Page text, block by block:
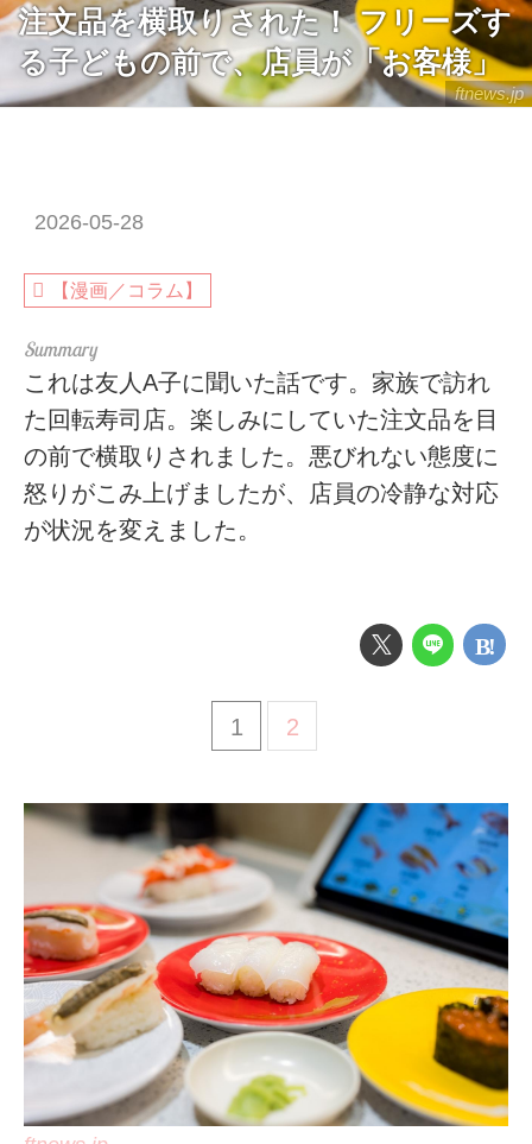
ftnews.jp
注文品を横取りされた！ フリーズす
る子どもの前で、店員が「お客様」
2026-05-28
【漫画／コラム】
これは友人A子に聞いた話です。家族で訪れ
た回転寿司店。楽しみにしていた注文品を目
の前で横取りされました。悪びれない態度に
怒りがこみ上げましたが、店員の冷静な対応
が状況を変えました。
1 2